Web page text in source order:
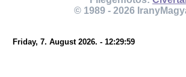
© 1989 - 2026
Friday, 7. August 2026. - 12:29:59